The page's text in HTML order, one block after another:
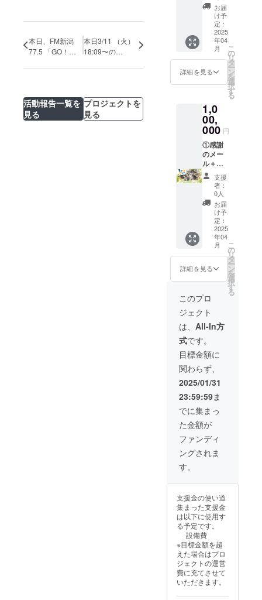
本日、FM新潟
77.5 「GO！
～ゴゴパリ～」
本日3/11 （火）
18:09〜の
タッチ』内の特
ただきます！
活動報告一覧を
見る
プロジェクトを
見る
法：詳
細は
メール
で連絡
しま
す。 ・
限：
2025年
4月から
3月末ま
で
室） ・
支援者
様の交
通費や
滞在
費：支
援者様
の交通
ご負担
くださ
い。 ・
支援者
様との
連絡方
法：詳
細は
メール
で連絡
しま
す。 ・
有効期
限：
2025年
4月から
2026年
3月末ま
切券】
・日
時：
2025年
4月以
降、支
援者様
のご希
望を伺
いなが
・場
所：新
潟市西
蒲区岩
室 ・交
通費や
滞在
費：交
通費や
滞在費
は支援
者様で
ご負担
くださ
い。 ・
支援者
様との
連絡方
法：詳
細は
メール
で連絡
しま
す。 ・
宿泊は
できま
せん。
・有効
期限：
2025年
4月から
2026年
3月末ま
で
み ・注
意事
項：支
援時、
必ず備
考欄に
「掲載
を希望
される
お名
たは
「掲載
不要」
とご記
入くだ
さい。
【理事
メン
バーの
出張公
演会】
・日
時：
2025年
4月以
降、支
援者様
のご希
望を伺
いなが
ら決定
・場
所：支
援者様
のご希
望の場
所 ・理
事メン
バーの
交通費
や滞在
費：遠
方にな
る場
合、交
通費や
滞在費
は支援
くださ
支援者
様との
連絡方
法：詳
細は
メール
で連絡
しま
す。 ・
有効期
限：
も選べ
ます。
※2025
年4月以
降順次
ご提供
いたし
ます。
【お名
前掲載
て】 ・
掲載期
間：
2025年
4月中か
ら事業
が存続
する限
り掲載
・掲載
方法：
文字の
み ・注
意事
項：支
援時、
必ず備
考欄に
「掲載
を希望
される
お名
前」ま
たは
「掲載
不要」
とご記
入くだ
さい。
【1日学
園長体
験につ
いて】
・日
時：
2025年
4月以
降、支
望を伺
ら決定
・場
所：光
の森学
園（新
潟市西
蒲区岩
室） ・
支援者
様の交
通費や
トペー
ジにお
名前掲
載(大)＋
③入学
式・学
園祭・
卒業式
にご招
待(子 ど
園ス
タッフ
ととも
に祝福
の時間
を過ご
しま
しょう)
＋④1日
学園長
体験を
ご提供
しま
す。ま
たは感
謝の
メール
のみ
コース
も選べ
ます。
※2025
年4月以
降順次
ご提供
いたし
ます。
【お名
前掲載
につい
て】 ・
掲載期
間：
2025年
4月中か
ら事業
が存続
する限
掲載方
字のみ
・注意
事項：
支援
時、必
ず備考
欄に
「掲載
を希望
される
お名
お届
け予
定：
2025
年04
月
詳細を見る
こ
の
リ
タ
ー
ン
を
選
択
す
る
1,0
00,
000 円
①感謝
のメー
ル＋
②Web
プロ
ジェク
トペー
ジにお
名前掲
載(特大)
＋③光
の森学
園の
フィー
ルド内
にネー
ムプ
レート
付き記
念植樹
をご提
供しま
す。ま
たは感
謝の
メール
のみ
コース
も選べ
ます。
※2025
年4月以
降順次
ご提供
【お名
につい
て】 ・
掲載期
間：
2024年
4月中か
ら事業
が存続
する限
り掲載
・掲載
支援
者：
0人
お届
け予
定：
2025
年04
月
詳細を見る
こ
の
リ
タ
ー
ン
を
選
択
す
る
このプロ
ジェクト
は、 All-In方
式です。
目標金額に
関わらず、
2025/01/31
23:59:59ま
でに集まっ
た金額が
ファンディ
ングされま
す。
支援金の使い道
集まった支援金
は以下に使用す
る予定です。
設備費
※目標金額を超
えた場合はプロ
ジェクトの運営
費に充てさせて
いただきます。